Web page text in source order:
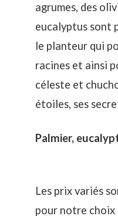
agrumes, des
eucalyptus sont
le planteur qui
racines et ainsi
céleste et
étoiles, ses
Palmier,
Les prix variés
pour notre choix